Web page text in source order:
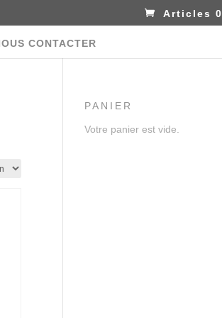
Articles 0
CONTACTER
PANIER
Votre panier est vide.